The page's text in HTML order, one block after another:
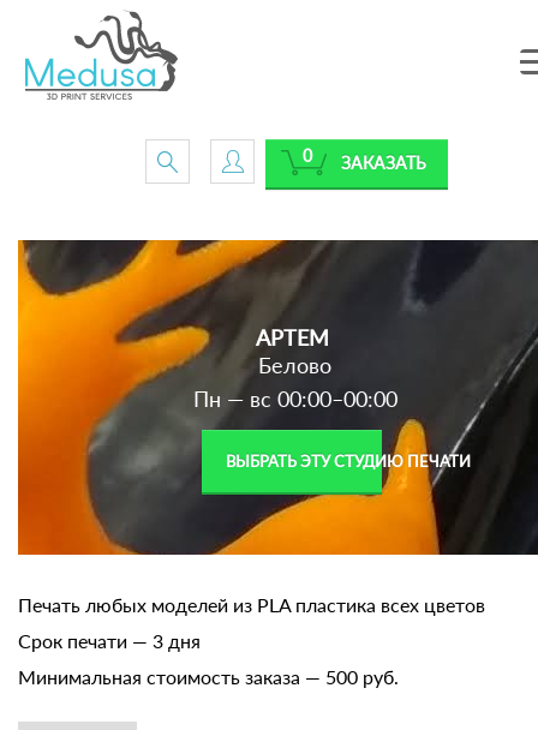
ЗАКАЗАТЬ
0
АРТЕМ
Белово
Пн — вс 00:00–00:00
ВЫБРАТЬ ЭТУ СТУДИЮ ПЕЧАТИ
Печать любых моделей из PLA пластика всех цветов
Срок печати — 3 дня
Минимальная стоимость заказа — 500 руб.